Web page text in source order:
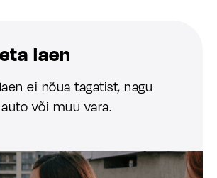
laen
ei nõua tagatist, nagu
või muu vara.